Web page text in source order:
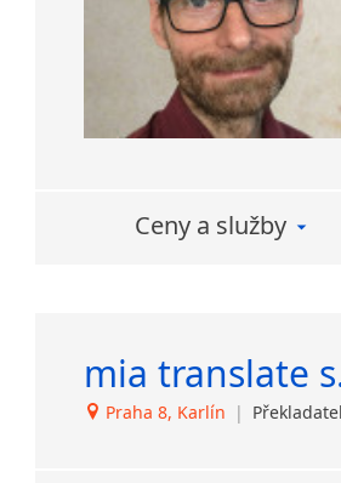
Ceny a služby
mia translate
Praha 8, Karlín |